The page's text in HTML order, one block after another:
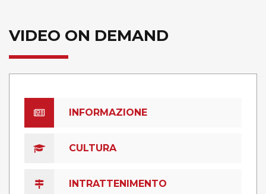
VIDEO ON DEMAND
INFORMAZIONE
CULTURA
INTRATTENIMENTO